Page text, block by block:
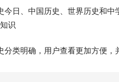
今日、中国历史、世界历史和
识
分类明确，用户查看更加方便，